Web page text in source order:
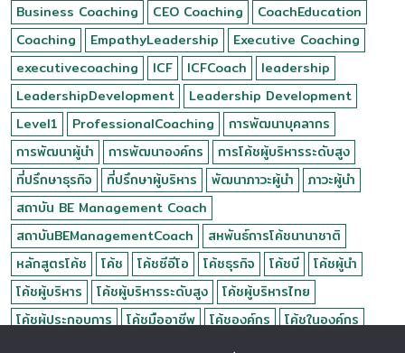
Business Coaching
CEO Coaching
CoachEducation
Coaching
EmpathyLeadership
Executive Coaching
executivecoaching
ICF ICFCoach
leadership
LeadershipDevelopment
Leadership Development
Level1
ProfessionalCoaching
การพัฒนาบุคลากร
การพัฒนาผู้นำ
การพัฒนาองค์กร
การโค้ชผู้บริหารระดับสูง
ที่ปรึกษาธุรกิจ
ที่ปรึกษาผู้บริหาร พัฒนาภาวะผู้นำ
ภาวะผู้นำ
สถาบัน BE Management Coach
สถาบันBEManagementCoach
สหพันธ์การโค้ชนานาชาติ
หลักสูตรโค้ช
โค้ช โค้ชซีอีโอ โค้ชธุรกิจ โค้ชบี
โค้ชผู้นำ
โค้ชผู้บริหาร
โค้ชผู้บริหารระดับสูง
โค้ชผู้บริหารไทย
โค้ชผู้ประกอบการ
โค้ชมืออาชีพ โค้ชองค์กร โค้ชในองค์กร